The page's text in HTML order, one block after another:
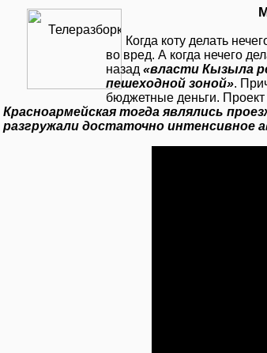
Когда коту делать
во вред. А когда нечего
назад «власти Кызыла
пешеходной зоной».
бюджетные деньги.
Красноармейская тогда являлись
разгружали достаточно интенсивное